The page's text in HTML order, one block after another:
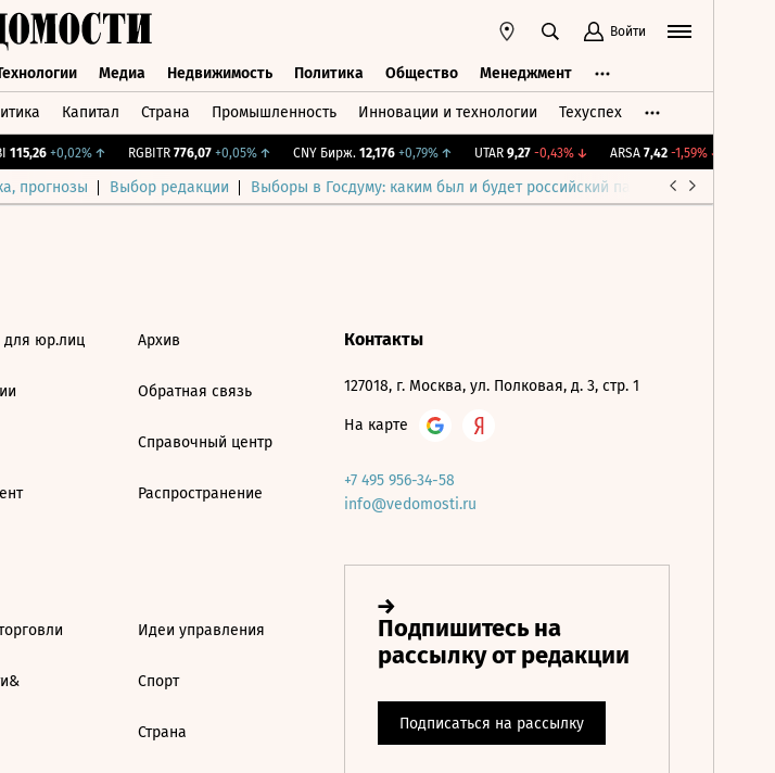
Войти
Медиа Недвижимость Политика Общество Менеджмент
Капитал Страна Промышленность Инновации и технологии Техуспех
115,26 +0,02%↑ RGBITR 776,07 +0,05%↑ CNY Бирж. 12,176 +0,79%↑ UTAR 9,27 -0,43%↓ ARSA 7,42 -1,59%↓
прогнозы Выбор редакции Выборы в Госдуму: каким был и будет российский парламент
для юр.лиц Архив
Обратная связь
Справочный центр
Распространение
Идеи управления
Спорт
Страна
Контакты
127018, г. Москва, ул. Полковая, д. 3, стр. 1
На карте
+7 495 956-34-58
info@vedomosti.ru